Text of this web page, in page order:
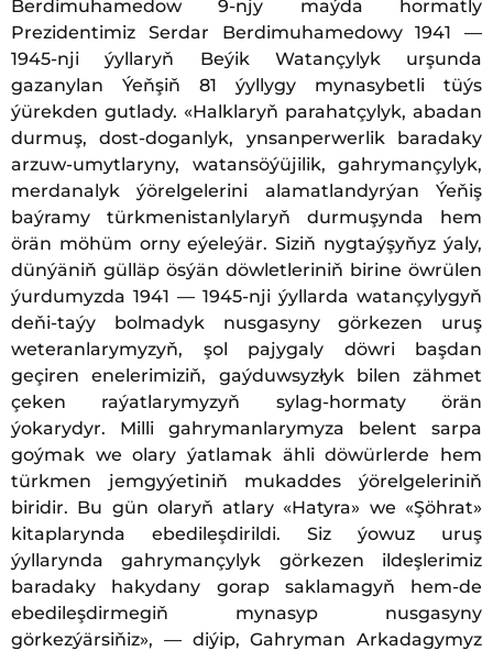
Berdimuhamedow 9-njy maýda hormatly
Prezidentimiz Serdar Berdimuhamedowy 1941 —
1945-nji ýyllaryň Beýik Watançylyk urşunda
gazanylan Ýeňşiň 81 ýyllygy mynasybetli tüýs
ýürekden gutlady. «Halklaryň parahatçylyk, abadan
durmuş, dost-doganlyk, ynsanperwerlik baradaky
arzuw-umytlaryny, watansöýüjilik, gahrymançylyk,
merdanalyk ýörelgelerini alamatlandyrýan Ýeňiş
baýramy türkmenistanlylaryň durmuşynda hem
örän möhüm orny eýeleýär. Siziň nygtaýşyňyz ýaly,
dünýäniň gülläp ösýän döwletleriniň birine öwrülen
ýurdumyzda 1941 — 1945-nji ýyllarda watançylygyň
deňi-taýy bolmadyk nusgasyny görkezen uruş
weteranlarymyzyň, şol pajygaly döwri başdan
geçiren enelerimiziň, gaýduwsyzłyk bilen zähmet
çeken raýatlarymyzyň sylag-hormaty örän
ýokarydyr. Milli gahrymanlarymyza belent sarpa
goýmak we olary ýatlamak ähli döwürlerde hem
türkmen jemgyýetiniň mukaddes ýörelgeleriniň
biridir. Bu gün olaryň atlary «Hatyra» we «Şöhrat»
kitaplarynda ebedileşdirildi. Siz ýowuz uruş
ýyllarynda gahrymançylyk görkezen ildeşlerimiz
baradaky hakydany gorap saklamagyň hem-de
ebedileşdirmegiň mynasyp nusgasyny
görkezýärsiňiz», — diýip, Gahryman Arkadagymyz